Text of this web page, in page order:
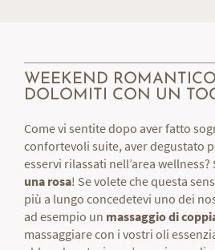
WEEKEND
DOLOMITI CON UN
Come vi sentite dopo aver fatto
confortevoli suite, aver degustato
esservi rilassati nell’area
una rosa! Se volete che questa
più a lungo concedetevi uno dei
ad esempio un massaggio di
massaggiare con i vostri oli